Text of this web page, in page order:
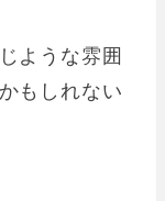
ような雰囲
もしれない